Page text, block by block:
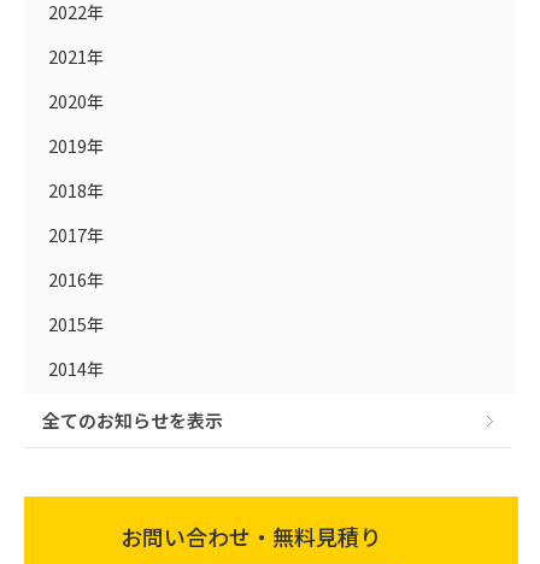
2022年
2021年
2020年
2019年
2018年
2017年
2016年
2015年
2014年
全てのお知らせを表示
お問い合わせ・無料見積り